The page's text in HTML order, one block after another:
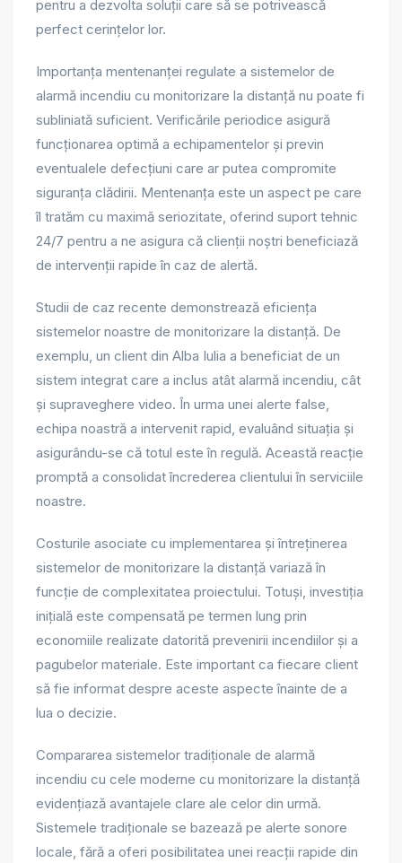
pentru a dezvolta soluții care să se potrivească
perfect cerințelor lor.
Importanța mentenanței regulate a sistemelor de
alarmă incendiu cu monitorizare la distanță nu poate fi
subliniată suficient. Verificările periodice asigură
funcționarea optimă a echipamentelor și previn
eventualele defecțiuni care ar putea compromite
siguranța clădirii. Mentenanța este un aspect pe care
îl tratăm cu maximă seriozitate, oferind suport tehnic
24/7 pentru a ne asigura că clienții noștri beneficiază
de intervenții rapide în caz de alertă.
Studii de caz recente demonstrează eficiența
sistemelor noastre de monitorizare la distanță. De
exemplu, un client din Alba Iulia a beneficiat de un
sistem integrat care a inclus atât alarmă incendiu, cât
și supraveghere video. În urma unei alerte false,
echipa noastră a intervenit rapid, evaluând situația și
asigurându-se că totul este în regulă. Această reacție
promptă a consolidat încrederea clientului în serviciile
noastre.
Costurile asociate cu implementarea și întreținerea
sistemelor de monitorizare la distanță variază în
funcție de complexitatea proiectului. Totuși, investiția
inițială este compensată pe termen lung prin
economiile realizate datorită prevenirii incendiilor și a
pagubelor materiale. Este important ca fiecare client
să fie informat despre aceste aspecte înainte de a
lua o decizie.
Compararea sistemelor tradiționale de alarmă
incendiu cu cele moderne cu monitorizare la distanță
evidențiază avantajele clare ale celor din urmă.
Sistemele tradiționale se bazează pe alerte sonore
locale, fără a oferi posibilitatea unei reacții rapide din